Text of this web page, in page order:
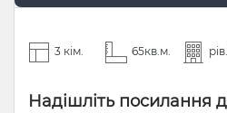
3 кім. 65кв.м.
Надішліть посилання